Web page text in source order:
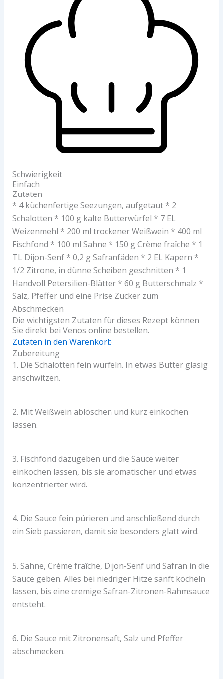
Schwierigkeit
Einfach
Zutaten
* 4 küchenfertige Seezungen, aufgetaut * 2
Schalotten * 100 g kalte Butterwürfel * 7 EL
Weizenmehl * 200 ml trockener Weißwein * 400 ml
Fischfond * 100 ml Sahne * 150 g Crème fraîche * 1
TL Dijon-Senf * 0,2 g Safranfäden * 2 EL Kapern *
1/2 Zitrone, in dünne Scheiben geschnitten * 1
Handvoll Petersilien-Blätter * 60 g Butterschmalz *
Salz, Pfeffer und eine Prise Zucker zum
Abschmecken
Die wichtigsten Zutaten für dieses Rezept können
Sie direkt bei Venos online bestellen.
Zutaten in den Warenkorb
Zubereitung
1. Die Schalotten fein würfeln. In etwas Butter glasig
anschwitzen.
2. Mit Weißwein ablöschen und kurz einkochen
lassen.
3. Fischfond dazugeben und die Sauce weiter
einkochen lassen, bis sie aromatischer und etwas
konzentrierter wird.
4. Die Sauce fein pürieren und anschließend durch
ein Sieb passieren, damit sie besonders glatt wird.
5. Sahne, Crème fraîche, Dijon-Senf und Safran in die
Sauce geben. Alles bei niedriger Hitze sanft köcheln
lassen, bis eine cremige Safran-Zitronen-Rahmsauce
entsteht.
6. Die Sauce mit Zitronensaft, Salz und Pfeffer
abschmecken.